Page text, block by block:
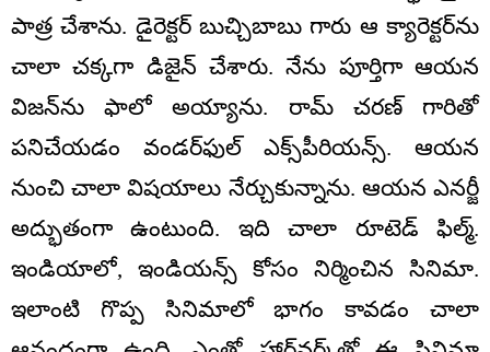
పాత్ర చేశాను. డైరెక్టర్ బుచ్చిబాబు గారు ఆ క్యారెక్టర్‌ను
చాలా చక్కగా డిజైన్ చేశారు. నేను పూర్తిగా ఆయన
విజన్‌ను ఫాలో అయ్యాను. రామ్ చరణ్ గారితో
పనిచేయడం వండర్‌ఫుల్ ఎక్స్‌పీరియన్స్. ఆయన
నుంచి చాలా విషయాలు నేర్చుకున్నాను. ఆయన ఎనర్జీ
అద్భుతంగా ఉంటుంది. ఇది చాలా రూటెడ్ ఫిల్మ్.
ఇండియాలో, ఇండియన్స్ కోసం నిర్మించిన సినిమా.
ఇలాంటి గొప్ప సినిమాలో భాగం కావడం చాలా